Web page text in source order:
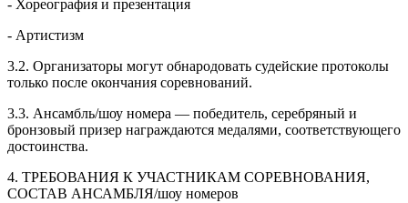
- Хореография и презентация
- Артистизм
3.2. Организаторы могут обнародовать судейские протоколы
только после окончания соревнований.
3.3. Ансамбль/шоу номера — победитель, серебряный и
бронзовый призер награждаются медалями, соответствующего
достоинства.
4. ТРЕБОВАНИЯ К УЧАСТНИКАМ СОРЕВНОВАНИЯ,
СОСТАВ АНСАМБЛЯ/шоу номеров